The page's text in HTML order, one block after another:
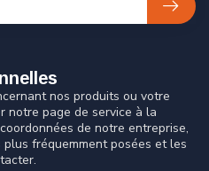
nos produits ou votre
notre page de service à la
de notre entreprise,
fréquemment posées et les